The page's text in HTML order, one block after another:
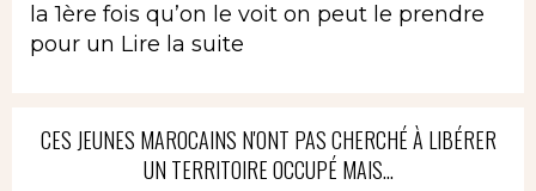
la 1ère fois qu’on le voit on peut le prendre
pour un Lire la suite
CES JEUNES MAROCAINS N'ONT PAS CHERCHÉ À LIBÉRER
UN TERRITOIRE OCCUPÉ MAIS...